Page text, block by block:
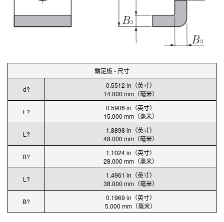
鎖定板 - 尺寸
d?
0.5512 in（英寸）
14.000 mm（毫米）
L?
0.5906 in（英寸）
15.000 mm（毫米）
L?
1.8898 in（英寸）
48.000 mm（毫米）
B?
1.1024 in（英寸）
28.000 mm（毫米）
L?
1.4961 in（英寸）
38.000 mm（毫米）
B?
0.1969 in（英寸）
5.000 mm（毫米）